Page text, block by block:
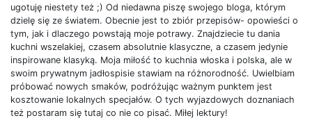
ugotuję niestety też ;) Od niedawna piszę swojego bloga, którym
dzielę się ze światem. Obecnie jest to zbiór przepisów- opowieści o
tym, jak i dlaczego powstają moje potrawy. Znajdziecie tu dania
kuchni wszelakiej, czasem absolutnie klasyczne, a czasem jedynie
inspirowane klasyką. Moja miłość to kuchnia włoska i polska, ale w
swoim prywatnym jadłospisie stawiam na różnorodność. Uwielbiam
próbować nowych smaków, podróżując ważnym punktem jest
kosztowanie lokalnych specjałów. O tych wyjazdowych doznaniach
też postaram się tutaj co nie co pisać. Miłej lektury!